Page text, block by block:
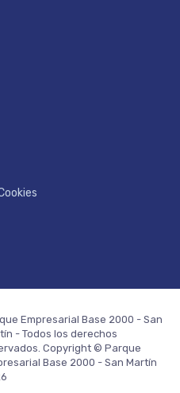
Empresarial Base 2000 - San
- Todos los derechos
Copyright © Parque
Base 2000 - San Martín